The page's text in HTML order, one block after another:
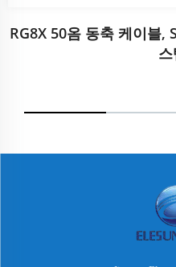
RG8X 50옴 동축 케이블,